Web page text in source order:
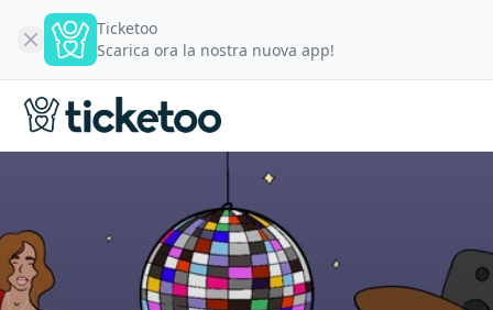
Ticketoo
Scarica ora la nostra nuova app!